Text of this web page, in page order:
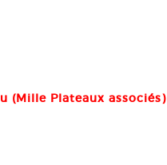
(Mille Plateaux associés)